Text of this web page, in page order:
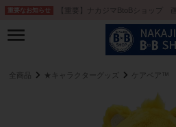
重要なお知らせ 【重要】ナカジマBtoBショップ
全商品 ★キャラクターグッズ ケアベア™